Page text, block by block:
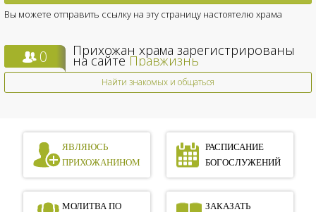
Вы можете отправить ссылку на эту страницу настоятелю храма
0 Прихожан храма зарегистрированы
на сайтеПравжизнь
Найти знакомых и общаться
ЯВЛЯЮСЬ
ПРИХОЖАНИНОМ
РАСПИСАНИЕ
БОГОСЛУЖЕНИЙ
МОЛИТВА ПО
ЗАКАЗАТЬ